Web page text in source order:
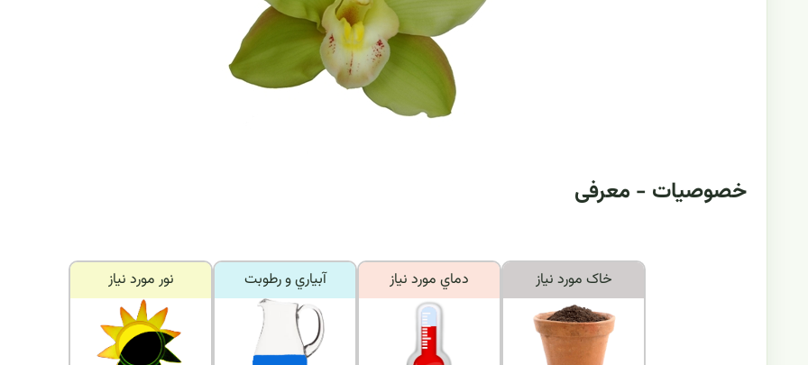
خصوصیات - معرفی
نور مورد نياز آبياري و رطوبت دماي مورد نياز خاک مورد نياز